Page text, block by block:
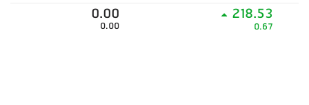
0.00
0.00
218.53
0.67